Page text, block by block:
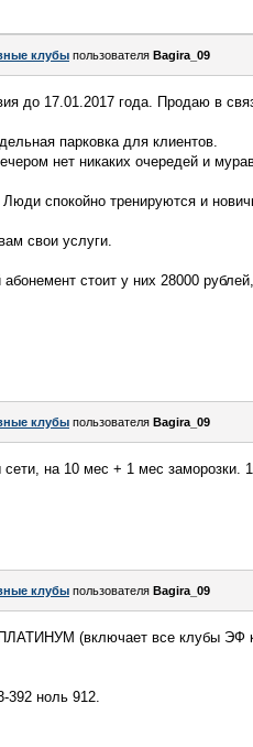
клубы пользователя Bagira_09
до 17.01.2017 года. Продаю в
парковка для клиентов.
нет никаких очередей и
спокойно тренируются и
свои услуги.
стоит у них 28000
клубы пользователя Bagira_09
на 10 мес + 1 мес заморозки.
клубы пользователя Bagira_09
(включает все клубы ЭФ
392 ноль 912.